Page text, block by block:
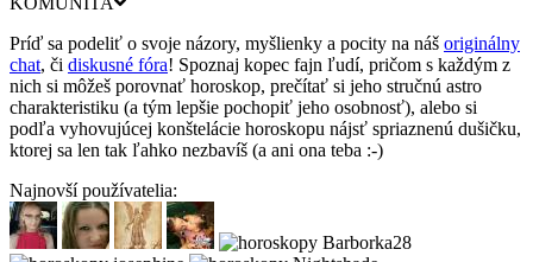
Príď sa podeliť o svoje názory, myšlienky a pocity na náš originálny
chat, či diskusné fóra! Spoznaj kopec fajn ľudí, pričom s každým z
nich si môžeš porovnať horoskop, prečítať si jeho stručnú astro
charakteristiku (a tým lepšie pochopiť jeho osobnosť), alebo si
podľa vyhovujúcej konštelácie horoskopu nájsť spriaznenú dušičku,
ktorej sa len tak ľahko nezbavíš (a ani ona teba :-)
Najnovší používatelia: